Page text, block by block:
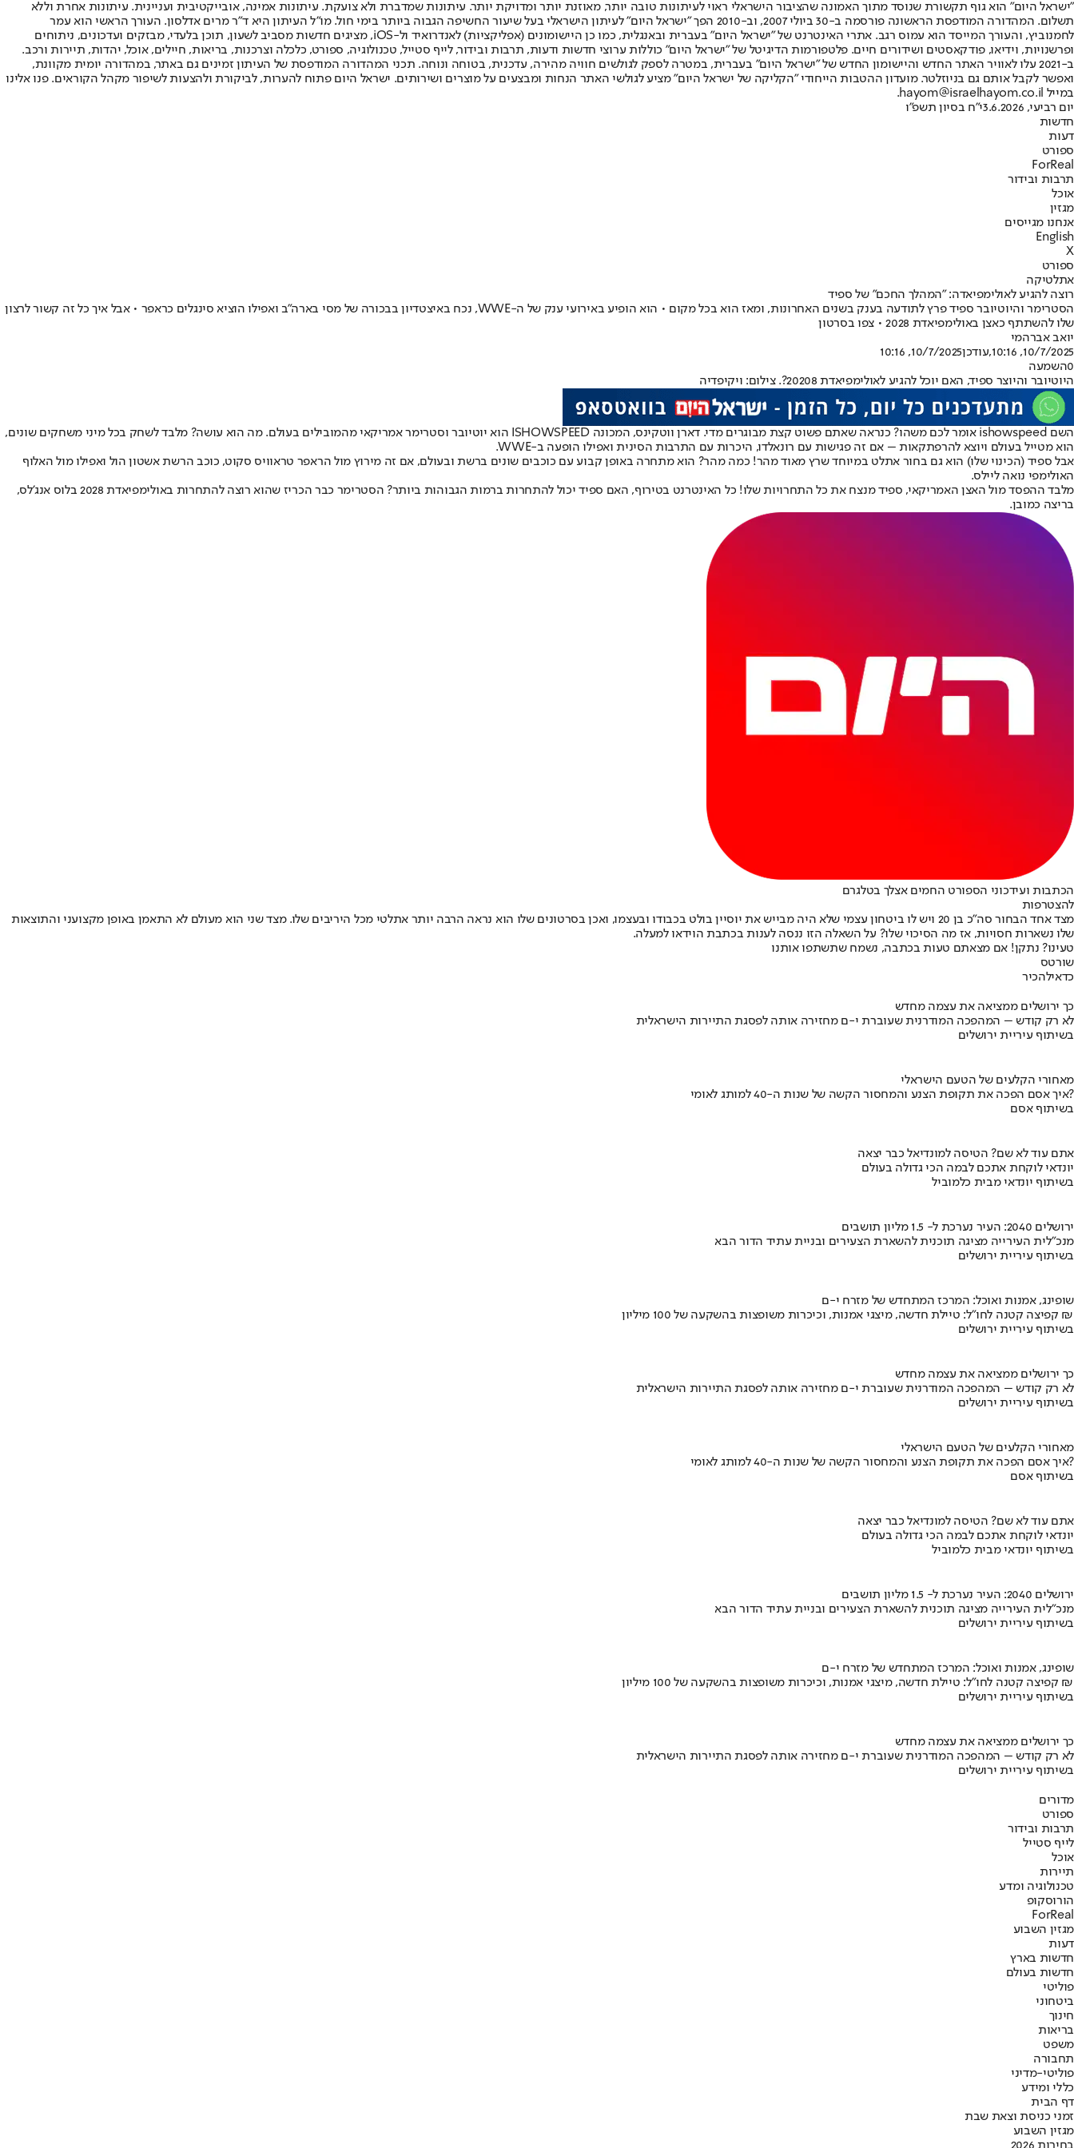
"ישראל היום" הוא גוף תקשורת שנוסד מתוך האמונה שהציבור הישראלי ראוי לעיתונות טובה יותר, מאוזנת יותר ומדויקת יותר. עיתונות שמדברת ולא צועקת. עיתונות אמינה, אובייקטיבית ועניינית. עיתונות אחרת וללא
תשלום. המהדורה המודפסת הראשונה פורסמה ב-30 ביולי 2007, וב-2010 הפך "ישראל היום" לעיתון הישראלי בעל שיעור החשיפה הגבוה ביותר בימי חול. מו"ל העיתון היא ד"ר מרים אדלסון. העורך הראשי הוא עמר
לחמנוביץ, והעורך המייסד הוא עמוס רגב. אתרי האינטרנט של "ישראל היום" בעברית ובאנגלית, כמו כן היישומונים (אפליקציות) לאנדרואיד ול-iOS, מציגים חדשות מסביב לשעון, תוכן בלעדי, מבזקים ועדכונים, ניתוחים
ופרשנויות, וידיאו, פודקאסטים ושידורים חיים. פלטפורמות הדיגיטל של "ישראל היום" כוללות ערוצי חדשות ודעות, תרבות ובידור, לייף סטייל, טכנולוגיה, ספורט, כלכלה וצרכנות, בריאות, חיילים, אוכל, יהדות, תיירות ורכב.
ב-2021 עלו לאוויר האתר החדש והיישומון החדש של "ישראל היום" בעברית, במטרה לספק לגולשים חוויה מהירה, עדכנית, בטוחה ונוחה. תכני המהדורה המודפסת של העיתון זמינים גם באתר, במהדורה יומית מקוונת,
ואפשר לקבל אותם גם בניוזלטר. מועדון ההטבות הייחודי "הקליקה של ישראל היום" מציע לגולשי האתר הנחות ומבצעים על מוצרים ושירותים. ישראל היום פתוח להערות, לביקורת ולהצעות לשיפור מקהל הקוראים. פנו אלינו
במייל hayom@israelhayom.co.il.
יום רביעי, 3.6.2026
י"ח בסיון תשפ"ו
חדשות
דעות
ספורט
ForReal
תרבות ובידור
אוכל
מגזין
אנחנו מגייסים
English
X
ספורט
אתלטיקה
רוצה להגיע לאולימפיאדה: "המהלך החכם" של ספיד
הסטרימר והיוטיובר ספיד פרץ לתודעה בענק בשנים האחרונות, ומאז הוא בכל מקום • הוא הופיע באירועי ענק של ה-WWE, נכח באיצטדיון בבכורה של מסי בארה"ב ואפילו הוציא סינגלים כראפר • אבל איך כל זה קשור לרצון
שלו להשתתף כאצן באולימפיאדת 2028 • צפו בסרטון
יואב אברהמי
10/7/2025, 10:16
,עודכן10/7/2025, 10:16
0השמעה
היוטיובר והיוצר ספיד, האם יוכל להגיע לאולימפיאדת 20208?. צילום: ויקיפדיה
השם ishowspeed אומר לכם משהו? כנראה שאתם פשוט קצת מבוגרים מדי. דארן ווטקינס, המכונה ISHOWSPEED הוא יוטיובר וסטרימר אמריקאי מהמובילים בעולם. מה הוא עושה? מלבד לשחק בכל מיני משחקים שונים,
הוא מטייל בעולם ויוצא להרפתקאות – אם זה פגישות עם רונאלדו, היכרות עם התרבות הסינית ואפילו הופעה ב-WWE.
אבל ספיד (הכינוי שלו) הוא גם בחור אתלט במיוחד שרץ מאוד מהר! כמה מהר? הוא מתחרה באופן קבוע עם כוכבים שונים ברשת ובעולם, אם זה מירוץ מול הראפר טראוויס סקוט, כוכב הרשת אשטון הול ואפילו מול האלוף
האולימפי נואה ליילס.
מלבד ההפסד מול האצן האמריקאי, ספיד מנצח את כל התחרויות שלו! כל האינטרנט בטירוף, האם ספיד יכול להתחרות ברמות הגבוהות ביותר? הסטרימר כבר הכריז שהוא רוצה להתחרות באולימפיאדת 2028 בלוס אנג'לס,
בריצה כמובן.
הכתבות ועידכוני הספורט החמים אצלך בטלגרם
להצטרפות
מצד אחד הבחור סה"כ בן 20 ויש לו ביטחון עצמי שלא היה מבייש את יוסיין בולט בכבודו ובעצמו, ואכן בסרטונים שלו הוא נראה הרבה יותר אתלטי מכל היריבים שלו. מצד שני הוא מעולם לא התאמן באופן מקצועני והתוצאות
שלו נשארות חסויות, אז מה הסיכוי שלו? על השאלה הזו ננסה לענות בכתבת הוידאו למעלה.
טעינו? נתקן! אם מצאתם טעות בכתבה, נשמח שתשתפו אותנו
שורטס
כדאילהכיר
כך ירושלים ממציאה את עצמה מחדש
לא רק קודש – המהפכה המודרנית שעוברת י-ם מחזירה אותה לפסגת התיירות הישראלית
בשיתוף עיריית ירושלים
מאחורי הקלעים של הטעם הישראלי
איך אסם הפכה את תקופת הצנע והמחסור הקשה של שנות ה-40 למותג לאומי?
בשיתוף אסם
אתם עוד לא שם? הטיסה למונדיאל כבר יצאה
יונדאי לוקחת אתכם לבמה הכי גדולה בעולם
בשיתוף יונדאי מבית כלמוביל
ירושלים 2040: העיר נערכת ל- 1.5 מליון תושבים
מנכ"לית העירייה מציגה תוכנית להשארת הצעירים ובניית עתיד הדור הבא
בשיתוף עיריית ירושלים
שופינג, אמנות ואוכל: המרכז המתחדש של מזרח י-ם
קפיצה קטנה לחו"ל: טיילת חדשה, מיצגי אמנות, וכיכרות משופצות בהשקעה של 100 מיליון ₪
בשיתוף עיריית ירושלים
כך ירושלים ממציאה את עצמה מחדש
לא רק קודש – המהפכה המודרנית שעוברת י-ם מחזירה אותה לפסגת התיירות הישראלית
בשיתוף עיריית ירושלים
מאחורי הקלעים של הטעם הישראלי
איך אסם הפכה את תקופת הצנע והמחסור הקשה של שנות ה-40 למותג לאומי?
בשיתוף אסם
אתם עוד לא שם? הטיסה למונדיאל כבר יצאה
יונדאי לוקחת אתכם לבמה הכי גדולה בעולם
בשיתוף יונדאי מבית כלמוביל
ירושלים 2040: העיר נערכת ל- 1.5 מליון תושבים
מנכ"לית העירייה מציגה תוכנית להשארת הצעירים ובניית עתיד הדור הבא
בשיתוף עיריית ירושלים
שופינג, אמנות ואוכל: המרכז המתחדש של מזרח י-ם
קפיצה קטנה לחו"ל: טיילת חדשה, מיצגי אמנות, וכיכרות משופצות בהשקעה של 100 מיליון ₪
בשיתוף עיריית ירושלים
כך ירושלים ממציאה את עצמה מחדש
לא רק קודש – המהפכה המודרנית שעוברת י-ם מחזירה אותה לפסגת התיירות הישראלית
בשיתוף עיריית ירושלים
מדורים
ספורט
תרבות ובידור
לייף סטייל
אוכל
תיירות
טכנולוגיה ומדע
הורוסקופ
ForReal
מגזין השבוע
דעות
חדשות בארץ
חדשות בעולם
פוליטי
ביטחוני
חינוך
בריאות
משפט
תחבורה
פוליטי-מדיני
כללי ומידע
דף הבית
זמני כניסת וצאת שבת
מגזין השבוע